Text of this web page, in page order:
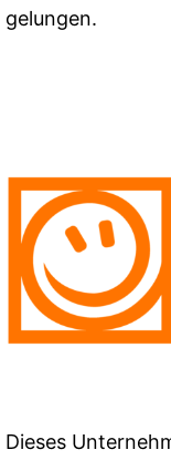
gelungen.
Dieses